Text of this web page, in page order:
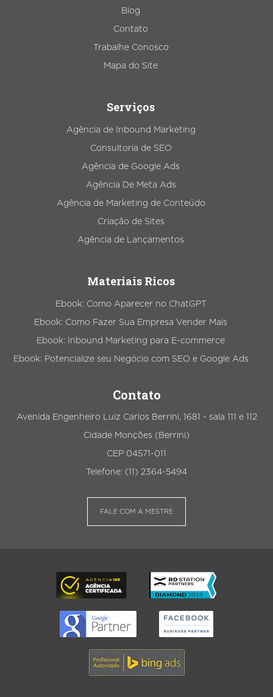
Blog
Contato
Trabalhe Conosco
Mapa do Site
Serviços
Agência de Inbound Marketing
Consultoria de SEO
Agência de Google Ads
Agência De Meta Ads
Agência de Marketing de Conteúdo
Criação de Sites
Agência de Lançamentos
Materiais Ricos
Ebook: Como Aparecer no ChatGPT
Ebook: Como Fazer Sua Empresa Vender Mais
Ebook: Inbound Marketing para E-commerce
Ebook: Potencialize seu Negócio com SEO e Google Ads
Contato
Avenida Engenheiro Luiz Carlos Berrini, 1681 - sala 111 e 112
Cidade Monções (Berrini)
CEP 04571-011
Telefone: (11) 2364-5494
FALE COM A MESTRE